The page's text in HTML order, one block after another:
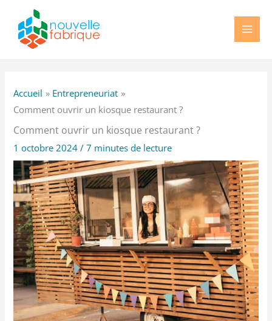
contenu
Accueil
Entrepreneuriat
Comment ouvrir un kiosque restaurant ?
Comment ouvrir un kiosque restaurant ?
1 octobre 2024/7 minutes de lecture